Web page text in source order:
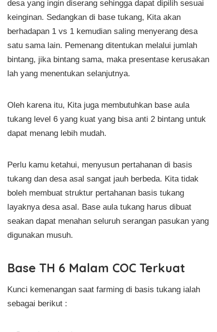
desa yang ingin diserang sehingga dapat dipilih sesuai
keinginan. Sedangkan di base tukang, Kita akan
berhadapan 1 vs 1 kemudian saling menyerang desa
satu sama lain. Pemenang ditentukan melalui jumlah
bintang, jika bintang sama, maka presentase kerusakan
lah yang menentukan selanjutnya.
Oleh karena itu, Kita juga membutuhkan base aula
tukang level 6 yang kuat yang bisa anti 2 bintang untuk
dapat menang lebih mudah.
Perlu kamu ketahui, menyusun pertahanan di basis
tukang dan desa asal sangat jauh berbeda. Kita tidak
boleh membuat struktur pertahanan basis tukang
layaknya desa asal. Base aula tukang harus dibuat
seakan dapat menahan seluruh serangan pasukan yang
digunakan musuh.
Base TH 6 Malam COC Terkuat
Kunci kemenangan saat farming di basis tukang ialah
sebagai berikut :